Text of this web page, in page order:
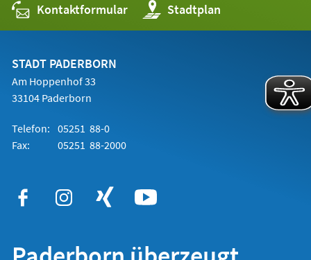
Kontaktformular Stadtplan
(Öffnet
in
einem
STADT PADERBORN
Am Hoppenhof 33
33104 Paderborn
Telefon: 05251 88-0
Fax:
05251 88-2000